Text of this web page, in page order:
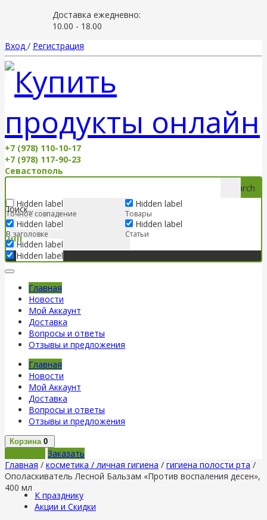
Доставка ежедневно:
10.00 - 18.00
Вход / Регистрация
+7 (978) 110-10-17
+7 (978) 117-90-23
Севастополь
Search
Hidden label
Точное совпадение
Hidden label
В заголовке
Hidden label
Hidden label
Hidden label
Товары
Hidden label
Статьи
Главная
Новости
Мой Аккаунт
Доставка
Вопросы и ответы
Отзывы и предложения
Главная
Новости
Мой Аккаунт
Доставка
Вопросы и ответы
Отзывы и предложения
Корзина 0
Заказать
Главная / косметика / личная гигиена / гигиена полости рта /
Ополаскиватель Лесной Бальзам «Против воспаления десен»,
400 мл
К празднику
Акции и Скидки